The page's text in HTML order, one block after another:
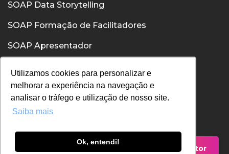
Utilizamos cookies para personalizar e
melhorar a experiência na navegação e
analisar o tráfego e utilização de nosso site.
Saiba mais
Ok, entendi!
Falar com um Consultor
SOAP Data Storytelling
SOAP Formação de Facilitadores
SOAP Apresentador
SOAP Comunicação Interpessoal
Termos de Uso